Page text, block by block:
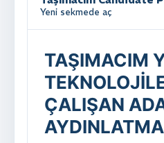
Yeni sekmede aç